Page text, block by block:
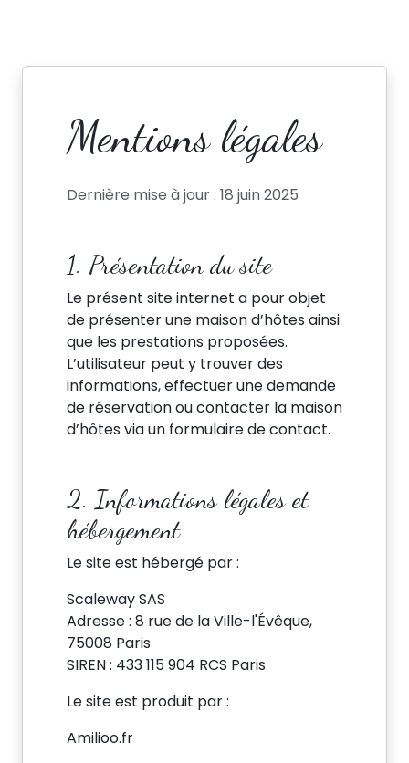
Mentions légales
Dernière mise à jour : 18 juin 2025
1. Présentation du site
Le présent site internet a pour objet
de présenter une maison d’hôtes ainsi
que les prestations proposées.
L’utilisateur peut y trouver des
informations, effectuer une demande
de réservation ou contacter la maison
d’hôtes via un formulaire de contact.
2. Informations légales et
hébergement
Le site est hébergé par :
Scaleway SAS
Adresse : 8 rue de la Ville-l'Évêque,
75008 Paris
SIREN : 433 115 904 RCS Paris
Le site est produit par :
Amilioo.fr